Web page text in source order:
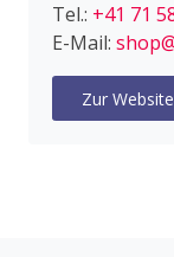
Tel.: +41 71
E-Mail:
Zur Website